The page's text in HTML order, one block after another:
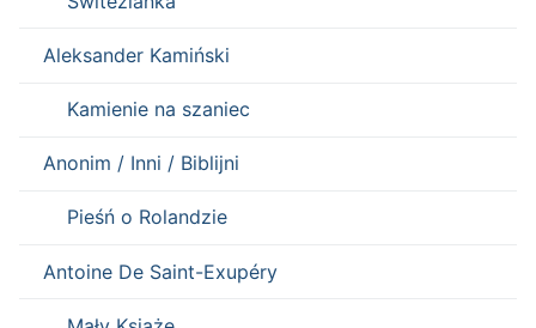
Aleksander Kamiński
Kamienie na szaniec
Anonim / Inni / Biblijni
Pieśń o Rolandzie
Antoine De Saint-Exupéry